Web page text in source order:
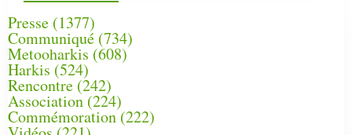
Presse (1377)
Communiqué (734)
Metooharkis (608)
Harkis (524)
Rencontre (242)
Association (224)
Commémoration(222)